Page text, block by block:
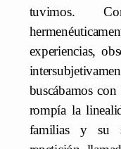
tuvimos.
experiencias,
buscábamos
rompía la
familias y su